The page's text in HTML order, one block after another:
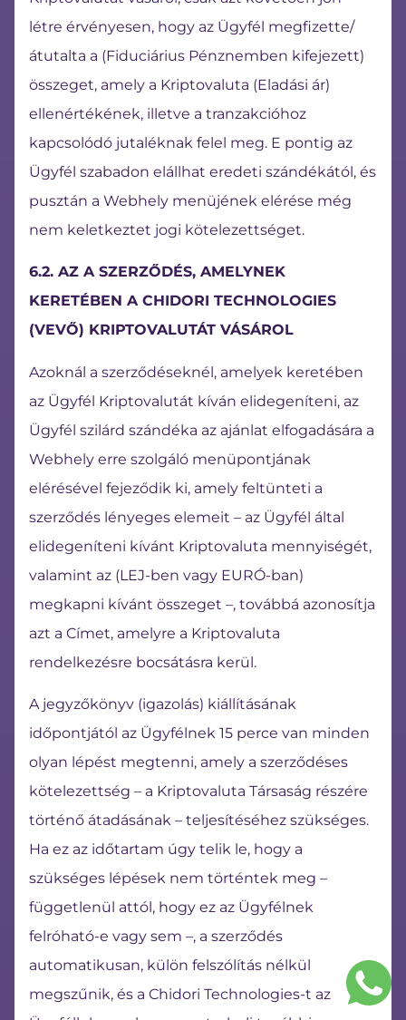
létre érvényesen, hogy az Ügyfél megfizette/
átutalta a (Fiduciárius Pénznemben kifejezett)
összeget, amely a Kriptovaluta (Eladási ár)
ellenértékének, illetve a tranzakcióhoz
kapcsolódó jutaléknak felel meg. E pontig az
Ügyfél szabadon elállhat eredeti szándékától, és
pusztán a Webhely menüjének elérése még
nem keletkeztet jogi kötelezettséget.
6.2. AZ A SZERZŐDÉS, AMELYNEK
KERETÉBEN A CHIDORI TECHNOLOGIES
(VEVŐ) KRIPTOVALUTÁT VÁSÁROL
Azoknál a szerződéseknél, amelyek keretében
az Ügyfél Kriptovalutát kíván elidegeníteni, az
Ügyfél szilárd szándéka az ajánlat elfogadására a
Webhely erre szolgáló menüpontjának
elérésével fejeződik ki, amely feltünteti a
szerződés lényeges elemeit – az Ügyfél által
elidegeníteni kívánt Kriptovaluta mennyiségét,
valamint az (LEJ-ben vagy EURÓ-ban)
megkapni kívánt összeget –, továbbá azonosítja
azt a Címet, amelyre a Kriptovaluta
rendelkezésre bocsátásra kerül.
A jegyzőkönyv (igazolás) kiállításának
időpontjától az Ügyfélnek 15 perce van minden
olyan lépést megtenni, amely a szerződéses
kötelezettség – a Kriptovaluta Társaság részére
történő átadásának – teljesítéséhez szükséges.
Ha ez az időtartam úgy telik le, hogy a
szükséges lépések nem történtek meg –
függetlenül attól, hogy ez az Ügyfélnek
felróható-e vagy sem –, a szerződés
automatikusan, külön felszólítás nélkül
megszűnik, és a Chidori Technologies-t az